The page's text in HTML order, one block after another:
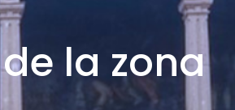
la zona